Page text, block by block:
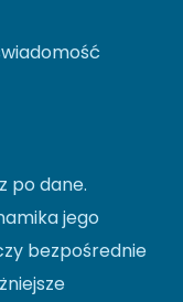
po dane.
jego
bezpośrednie